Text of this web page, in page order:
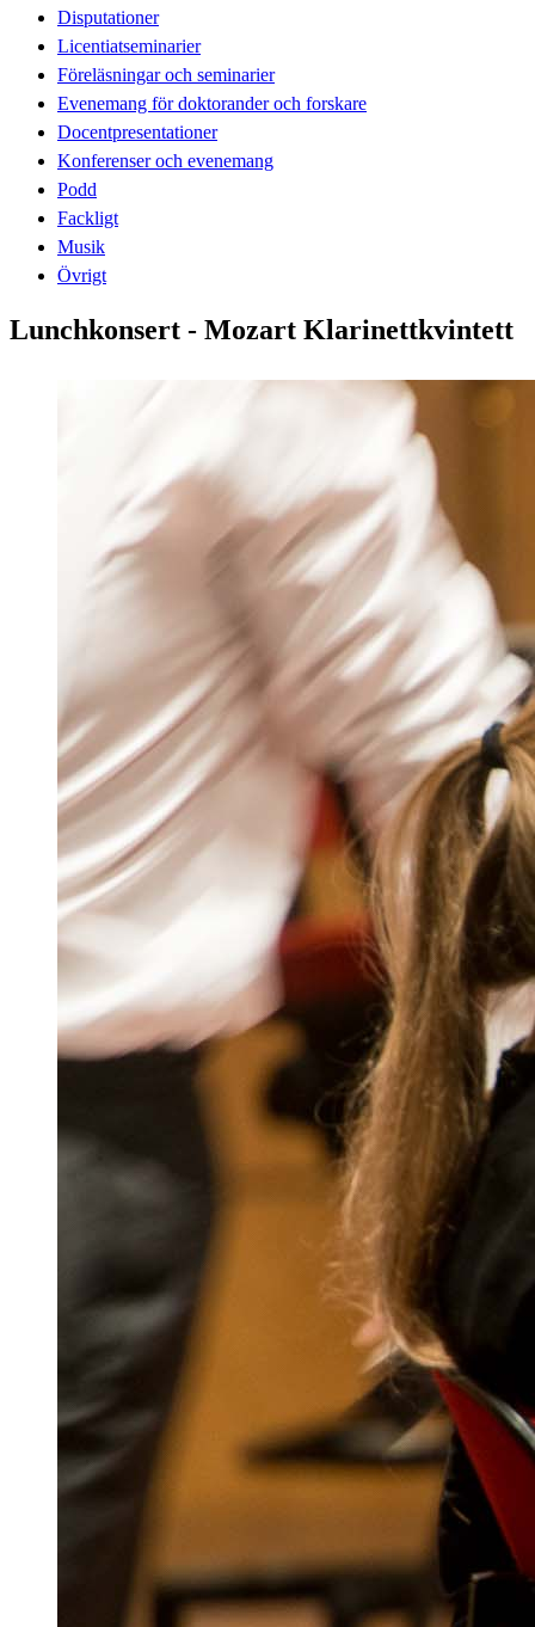
Disputationer
Licentiatseminarier
Föreläsningar och seminarier
Evenemang för doktorander och forskare
Docentpresentationer
Konferenser och evenemang
Podd
Fackligt
Musik
Övrigt
Lunchkonsert - Mozart Klarinettkvintett